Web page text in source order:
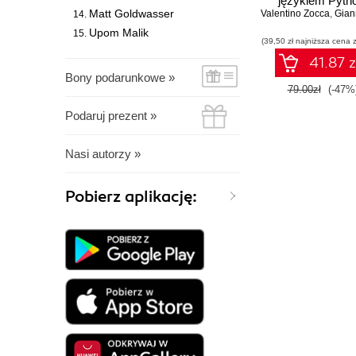
Matt Goldwasser
Upom Malik
Bony podarunkowe »
Podaruj prezent »
Nasi autorzy »
Pobierz aplikację:
Sztuczna
Valentino Zocca, Gianmario
(39,50 zł najniższa cena
41.87
79.00zł (-